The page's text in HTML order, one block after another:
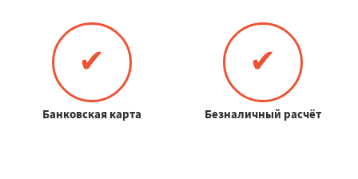
✔
Банковская карта
✔
Безналичный расчёт